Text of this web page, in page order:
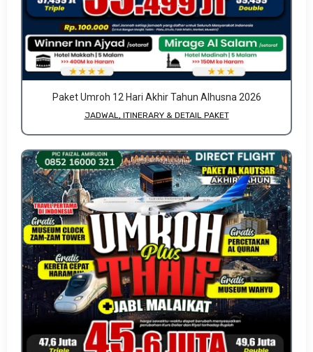
Paket Umroh 12 Hari Akhir Tahun Alhusna 2026
JADWAL, ITINERARY & DETAIL PAKET